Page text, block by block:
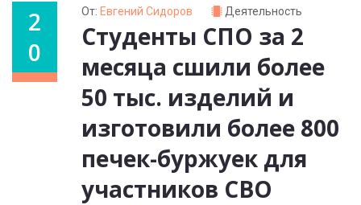
2
0
От: Евгений Сидоров Деятельность
Студенты СПО за 2
месяца сшили более
50 тыс. изделий и
изготовили более 800
печек-буржуек для
участников СВО